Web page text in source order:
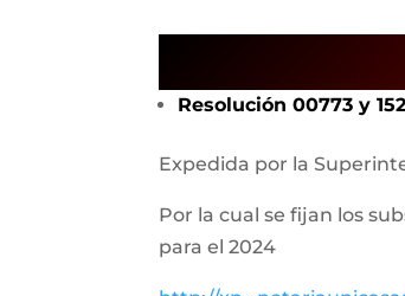
Resolución 00773 y
Expedida por la
Por la cual se fijan los
para el 2024